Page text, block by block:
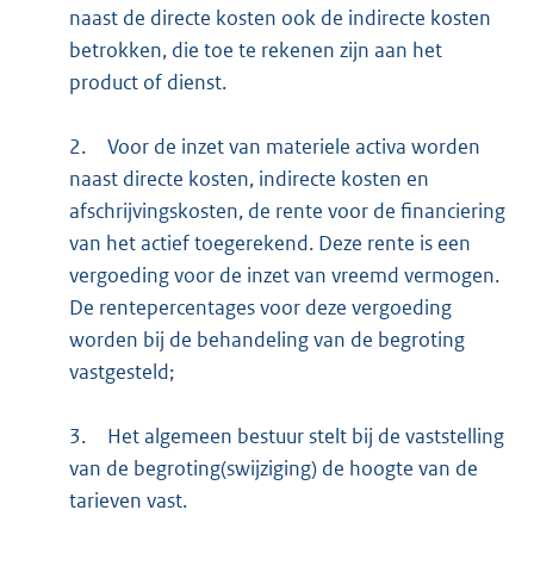
naast de directe kosten ook de indirecte kosten
betrokken, die toe te rekenen zijn aan het
product of dienst.
2.
Voor de inzet van materiele activa worden
naast directe kosten, indirecte kosten en
afschrijvingskosten, de rente voor de financiering
van het actief toegerekend. Deze rente is een
vergoeding voor de inzet van vreemd vermogen.
De rentepercentages voor deze vergoeding
worden bij de behandeling van de begroting
vastgesteld;
3.
Het algemeen bestuur stelt bij de vaststelling
van de begroting(swijziging) de hoogte van de
tarieven vast.